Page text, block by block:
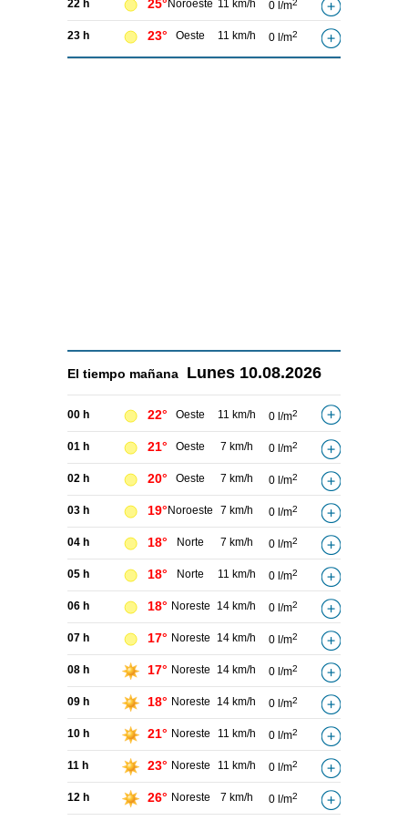
22 h 25° Noroeste 11 km/h 0 l/m2
23 h 23° Oeste 11 km/h 0 l/m2
El tiempo mañana Lunes 10.08.2026
00 h 22° Oeste 11 km/h 0 l/m2
01 h 21° Oeste 7 km/h 0 l/m2
02 h 20° Oeste 7 km/h 0 l/m2
03 h 19° Noroeste 7 km/h 0 l/m2
04 h 18° Norte 7 km/h 0 l/m2
05 h 18° Norte 11 km/h 0 l/m2
06 h 18° Noreste 14 km/h 0 l/m2
07 h 17° Noreste 14 km/h 0 l/m2
08 h 17° Noreste 14 km/h 0 l/m2
09 h 18° Noreste 14 km/h 0 l/m2
10 h 21° Noreste 11 km/h 0 l/m2
11 h 23° Noreste 11 km/h 0 l/m2
12 h 26° Noreste 7 km/h 0 l/m2